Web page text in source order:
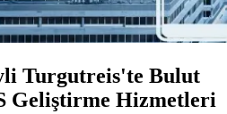
Turgutreis'te Bulut
Geliştirme Hizmetleri